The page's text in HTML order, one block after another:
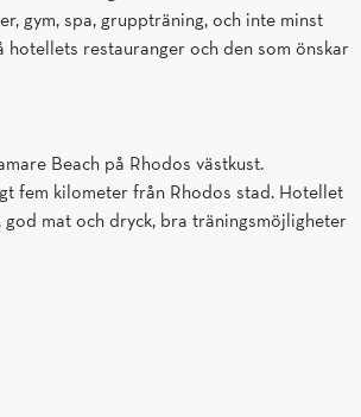
gym, spa, gruppträning, och inte minst
restauranger och den som önskar
Beach på Rhodos västkust.
fem kilometer från Rhodos stad. Hotellet
mat och dryck, bra träningsmöjligheter